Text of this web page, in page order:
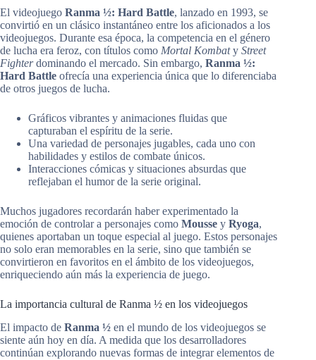
El videojuego Ranma ½: Hard Battle, lanzado en 1993, se
convirtió en un clásico instantáneo entre los aficionados a los
videojuegos. Durante esa época, la competencia en el género
de lucha era feroz, con títulos como Mortal Kombaty Street
Fighterdominando el mercado. Sin embargo, Ranma ½:
Hard Battle ofrecía una experiencia única que lo diferenciaba
de otros juegos de lucha.
Gráficos vibrantes y animaciones fluidas que
capturaban el espíritu de la serie.
Una variedad de personajes jugables, cada uno con
habilidades y estilos de combate únicos.
Interacciones cómicas y situaciones absurdas que
reflejaban el humor de la serie original.
Muchos jugadores recordarán haber experimentado la
emoción de controlar a personajes como Mousse y Ryoga,
quienes aportaban un toque especial al juego. Estos personajes
no solo eran memorables en la serie, sino que también se
convirtieron en favoritos en el ámbito de los videojuegos,
enriqueciendo aún más la experiencia de juego.
La importancia cultural de Ranma ½ en los videojuegos
El impacto de Ranma ½ en el mundo de los videojuegos se
siente aún hoy en día. A medida que los desarrolladores
continúan explorando nuevas formas de integrar elementos de